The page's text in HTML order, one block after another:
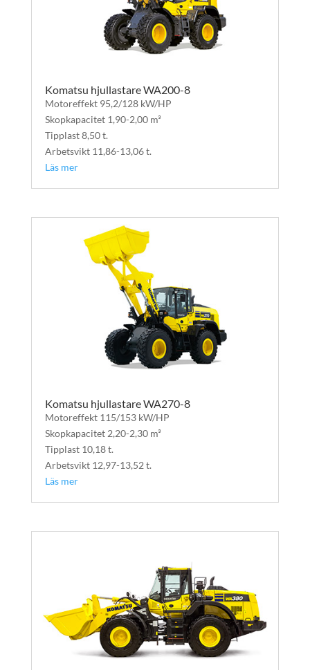
Komatsu hjullastare WA200-8
Motoreffekt 95,2/128 kW/HP
Skopkapacitet 1,90-2,00 m³
Tipplast 8,50 t.
Arbetsvikt 11,86-13,06 t.
Läs mer
Komatsu hjullastare WA270-8
Motoreffekt 115/153 kW/HP
Skopkapacitet 2,20-2,30 m³
Tipplast 10,18 t.
Arbetsvikt 12,97-13,52 t.
Läs mer